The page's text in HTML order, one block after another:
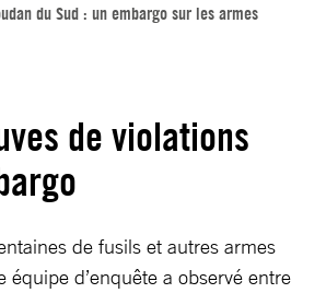
du Sud : un embargo sur les armes
de violations
de fusils et autres armes
équipe d’enquête a observé entre